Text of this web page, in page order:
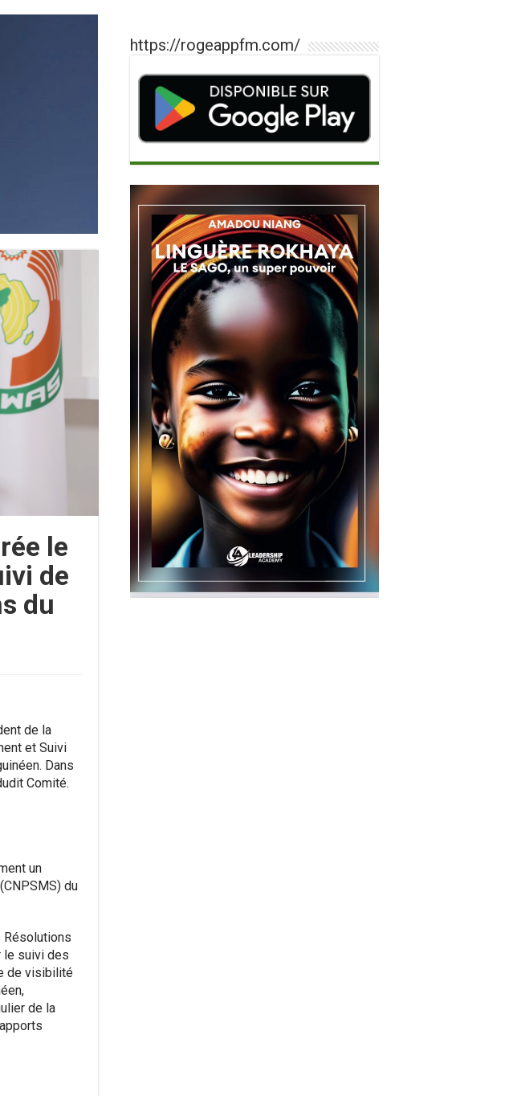
le
de
du
de la
et Suivi
Dans
Comité.
un
du
Résolutions
le suivi des
de visibilité
de la
https://rogeappfm.com/